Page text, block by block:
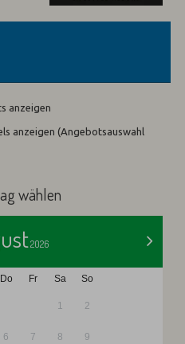
anzeigen
anzeigen (Angebotsauswahl
wählen
>
2026
Do Fr Sa So
1 2
6 7 8 9